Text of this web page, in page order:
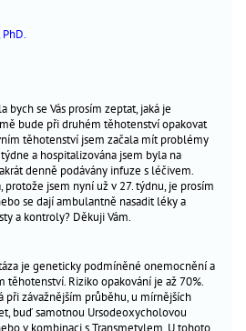
bych se Vás prosím zeptat, jaká je
bude při druhém těhotenství opakovat
těhotenství jsem začala mít problémy
a hospitalizována jsem byla na
denně podávány infuze s léčivem.
protože jsem nyní už v 27. týdnu, je prosím
se dají ambulantně nasadit léky a
a kontroly? Děkuji Vám.
je geneticky podmíněné onemocnění a
těhotenství. Riziko opakování je až 70%.
při závažnějším průběhu, u mírnějších
buď samotnou Ursodeoxycholovou
v kombinaci s Transmetylem. U tohoto